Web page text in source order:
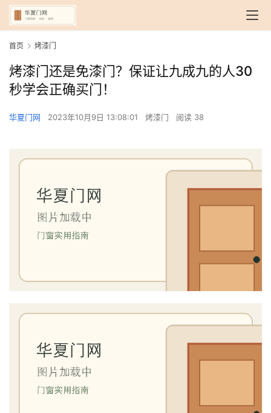
首页 烤漆门
烤漆门还是免漆门？保证让九成九的人30
秒学会正确买门！
华夏门网 2023年10月9日 13:08:01 烤漆门 阅读 38